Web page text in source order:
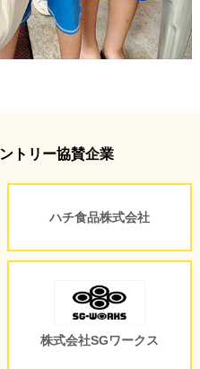
トリー協賛企業
ハチ食品株式会社
株式会社SGワークス